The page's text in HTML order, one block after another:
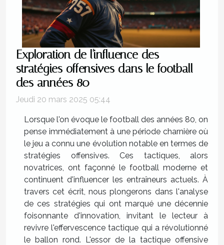
Exploration de l'influence des
stratégies offensives dans le football
des années 80
Jeudi 20 mars 2025 05:44
Lorsque l'on évoque le football des années 80, on
pense immédiatement à une période charnière où
le jeu a connu une évolution notable en termes de
stratégies offensives. Ces tactiques, alors
novatrices, ont façonné le football moderne et
continuent d'influencer les entraîneurs actuels. À
travers cet écrit, nous plongerons dans l'analyse
de ces stratégies qui ont marqué une décennie
foisonnante d'innovation, invitant le lecteur à
revivre l'effervescence tactique qui a révolutionné
le ballon rond. L'essor de la tactique offensive